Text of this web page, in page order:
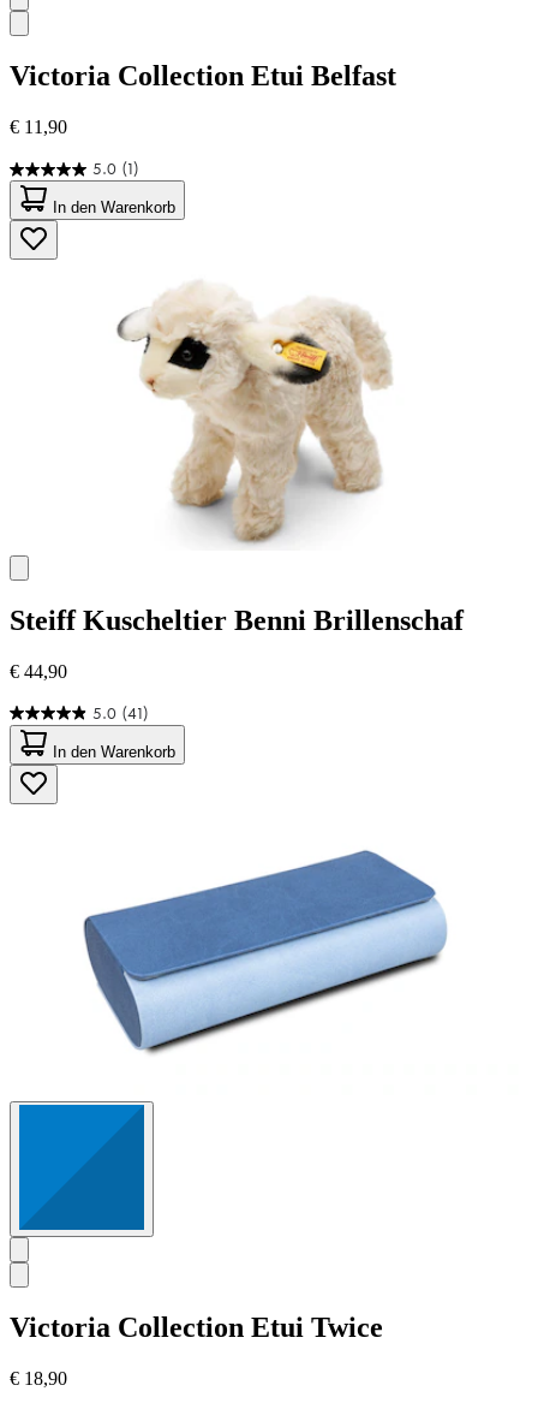
Victoria Collection Etui Belfast
€ 11,90
5.0 (1)
5.0
von
5
Sternen.
1
In den Warenkorb
Steiff Kuscheltier Benni Brillenschaf
€ 44,90
5.0 (41)
5.0
von
5
Sternen.
41
In den Warenkorb
Victoria Collection Etui Twice
€ 18,90